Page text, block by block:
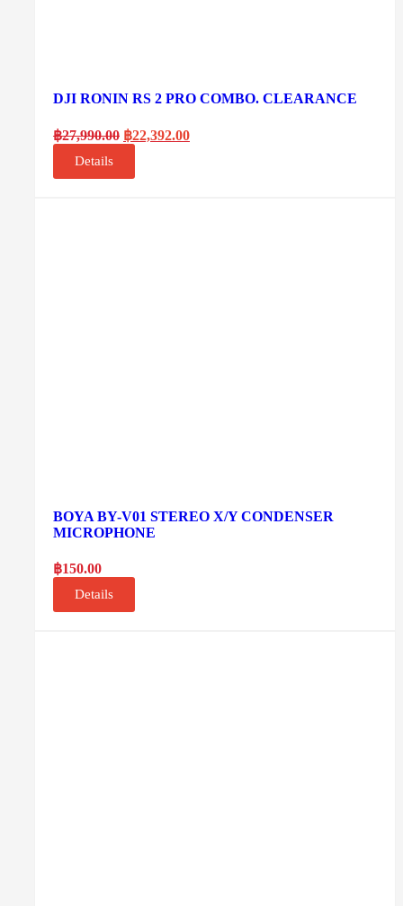
DJI RONIN RS 2 PRO COMBO. CLEARANCE
฿27,990.00 ฿22,392.00
Details
BOYA BY-V01 STEREO X/Y CONDENSER
MICROPHONE
฿150.00
Details